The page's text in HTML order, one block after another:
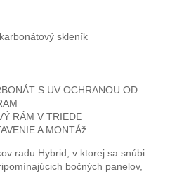
skleník
S UV OCHRANOU OD
RÁM V TRIEDE
A MONTÁž
radu Hybrid, v ktorej sa snúbi
bočných panelov,